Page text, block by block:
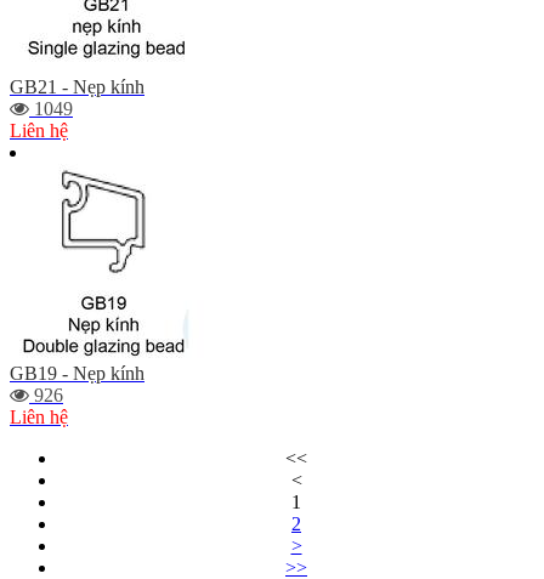
GB21 - Nẹp kính
1049
Liên hệ
GB19 - Nẹp kính
926
Liên hệ
<<
<
1
2
>
>>